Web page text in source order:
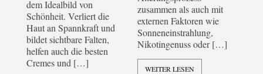
dem Idealbild von
Schönheit. Verliert die
Haut an Spannkraft und
bildet sichtbare Falten,
helfen auch die besten
Cremes und […]
zusammen als auch mit
externen Faktoren wie
Sonneneinstrahlung,
Nikotingenuss oder […]
WEITER LESEN